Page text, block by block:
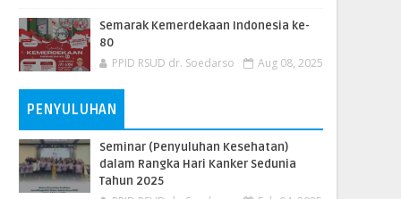
Semarak Kemerdekaan Indonesia ke-
80
PPID RSUD dr. Soedarso Aug 08, 2025
PENYULUHAN
Seminar (Penyuluhan Kesehatan)
dalam Rangka Hari Kanker Sedunia
Tahun 2025